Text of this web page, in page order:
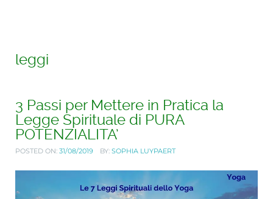
leggi
3 Passi per Mettere in Pratica la
Legge Spirituale di PURA
POTENZIALITA’
POSTED ON: 31/08/2019 BY: SOPHIA LUYPAERT